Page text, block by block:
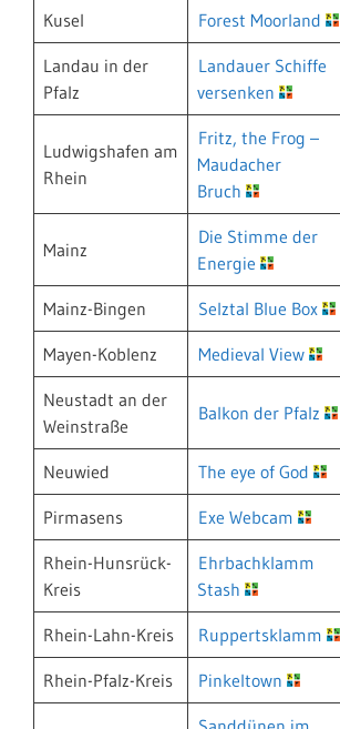
Kusel Forest Moorland
Landau in der
Pfalz
Landauer Schiffe
versenken
Ludwigshafen am
Rhein
Fritz, the Frog –
Maudacher
Bruch
Mainz
Die Stimme der
Energie
Mainz-Bingen Selztal Blue Box
Mayen-Koblenz Medieval View
Neustadt an der
Weinstraße
Balkon der Pfalz
Neuwied The eye of God
Pirmasens Exe Webcam
Rhein-Hunsrück-
Kreis
Ehrbachklamm
Stash
Rhein-Lahn-Kreis Ruppertsklamm
Rhein-Pfalz-Kreis Pinkeltown